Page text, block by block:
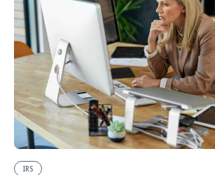
IRS